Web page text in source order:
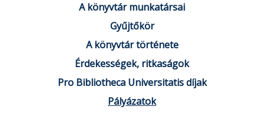
A könyvtár munkatársai
Gyűjtőkör
A könyvtár története
Érdekességek, ritkaságok
Pro Bibliotheca Universitatis díjak
Pályázatok